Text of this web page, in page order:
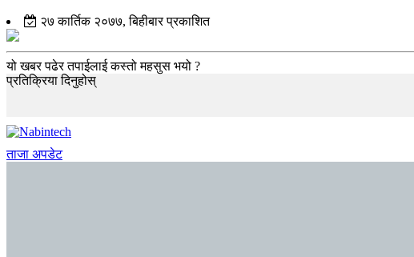
२७ कार्तिक २०७७, बिहीबार प्रकाशित
यो खबर पढेर तपाईलाई कस्तो महसुस भयो ?
प्रतिक्रिया दिनुहोस्
ताजा अपडेट